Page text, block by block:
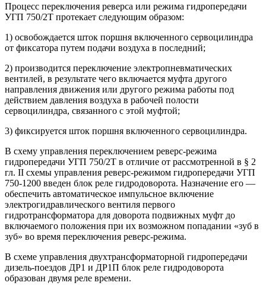
Процесс переключения реверса или режима гидропередачи
УГП 750/2Т протекает следующим образом:
1) освобождается шток поршня включенного сервоцилиндра
от фиксатора путем подачи воздуха в последний;
2) производится переключение электропневматических
вентилей, в результате чего включается муфта другого
направления движения или другого режима работы под
действием давления воздуха в рабочей полости
сервоцилиндра, связанного с этой муфтой;
3) фиксируется шток поршня включенного сервоцилиндра.
В схему управления переключением реверс-режима
гидропередачи УГП 750/2Т в отличие от рассмотренной в § 2
гл. II схемы управления реверс-режимом гидропередачи УГП
750-1200 введен блок реле гидродоворота. Назначение его —
обеспечить автоматическое импульсное включение
электрогидравлического вентиля первого
гидротрансформатора для доворота подвижных муфт до
включаемого положения при их возможном попадании «зуб в
зуб» во время переключения реверс-режима.
В схеме управления двухтрансформаторной гидропередачи
дизель-поездов ДР1 и ДР1П блок реле гидродоворота
образован двумя реле времени.